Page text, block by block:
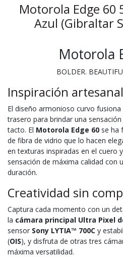
Motorola Edge 60
Azul (Gibraltar
Motorola
BOLDER.
Inspiración artesanal
El diseño armonioso curvo
trasero para brindar una
tacto. El Motorola Edge 60 se ha
de fibra de vidrio que lo hacen
en texturas inspiradas en el cuero
sensación de máxima calidad con
duración.
Creatividad sin
Captura cada momento con un
la cámara principal Ultra Pixel
sensor Sony LYTIA™ 700C y
(OIS), y disfruta de otras tres
máxima versatilidad.